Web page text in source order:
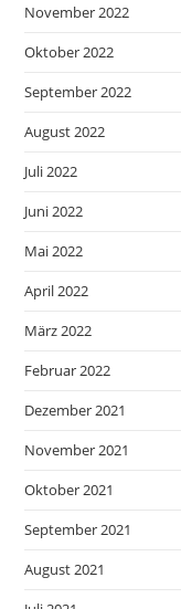
November 2022
Oktober 2022
September 2022
August 2022
Juli 2022
Juni 2022
Mai 2022
April 2022
März 2022
Februar 2022
Dezember 2021
November 2021
Oktober 2021
September 2021
August 2021